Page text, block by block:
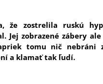
že zostrelila ruskú
Jej zobrazené zábery
tomu nič nebráni
a klamať tak ľudí.